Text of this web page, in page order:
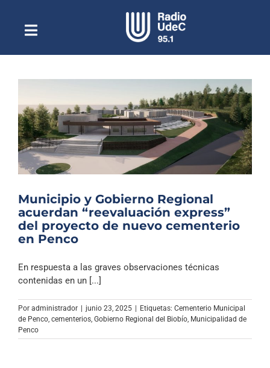
contenidoToggle
NavigationEscuchar Radio UdeC en vivo
Quiénes Somos
Programación
Podcast
Noticias
Columnas
Música Clásica
Archivo Sonoro
Municipio y Gobierno Regional
acuerdan “reevaluación express”
del proyecto de nuevo cementerio
en Penco
En respuesta a las graves observaciones técnicas
contenidas en un [...]
Por administrador | junio 23, 2025 | Etiquetas: Cementerio Municipal
de Penco cementerios Gobierno Regional del Biobío Municipalidad de
Penco